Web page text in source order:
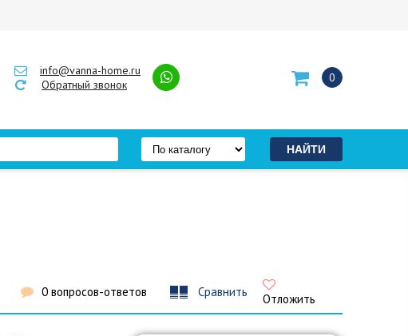
info@vanna-home.ru
Обратный звонок
0
0 вопросов-ответов Сравнить Отложить